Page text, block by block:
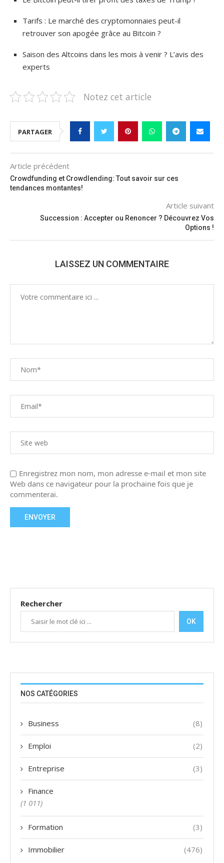
Tarifs : Le marché des cryptomonnaies peut-il
retrouver son apogée grâce au Bitcoin ?
Saison des Altcoins dans les mois à venir ? L’avis des
experts
Notez cet article
PARTAGER
Article précédent
Crowdfunding et Crowdlending: Tout savoir sur ces
tendances montantes!
Article suivant
Succession : Accepter ou Renoncer ? Découvrez Vos
Options !
LAISSEZ UN COMMENTAIRE
Enregistrez mon nom, mon adresse e-mail et mon site
Web dans ce navigateur pour la prochaine fois que je
commenterai.
Rechercher
OK
NOS CATÉGORIES
Business (8)
Emploi (2)
Entreprise (3)
Finance
(1 011)
Formation (3)
Immobilier (476)